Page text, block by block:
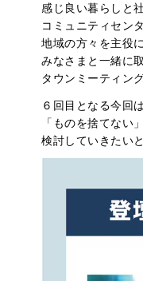
感じ良い暮らしと
コミュニティセン
地域の方々を主役
みなさまと一緒に
タウンミーティン
６回目となる今回
「ものを捨てない
検討していきたい